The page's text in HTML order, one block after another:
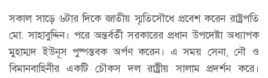
সকাল সাড়ে ৬টার দিকে জাতীয় স্মৃতিসৌধে প্রবেশ করেন রাষ্ট্রপতি
মো. সাহাবুদ্দিন। পরে অন্তর্বর্তী সরকারের প্রধান উপদেষ্টা অধ্যাপক
মুহাম্মদ ইউনূস পুষ্পস্তবক অর্পণ করেন। এ সময় সেনা, নৌ ও
বিমানবাহিনীর একটি চৌকস দল রাষ্ট্রীয় সালাম প্রদর্শন করে।